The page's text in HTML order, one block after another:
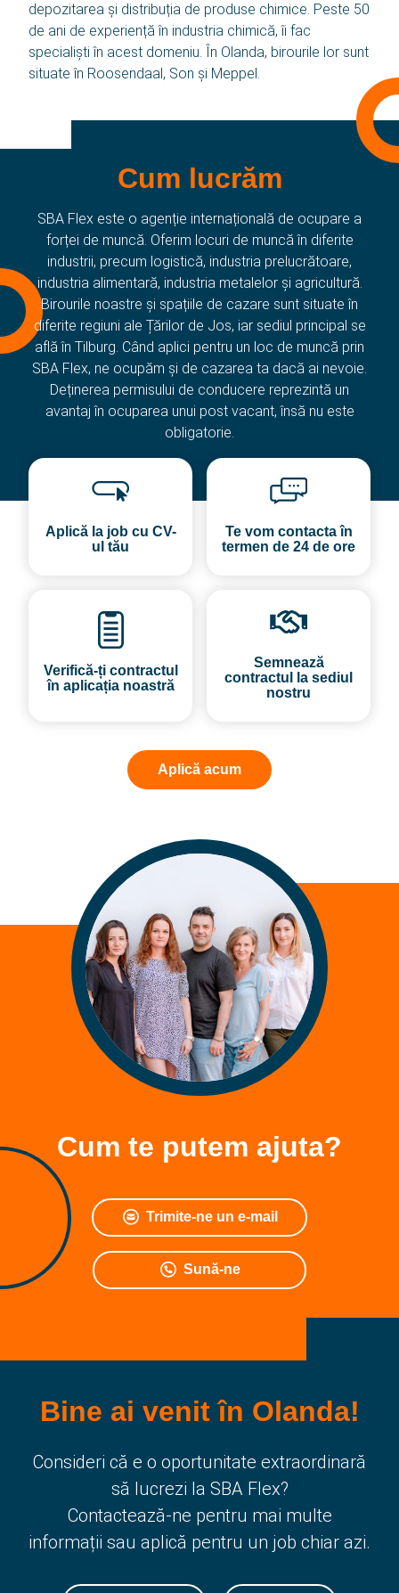
depozitarea și distribuția de produse chimice. Peste 50
de ani de experiență în industria chimică, îi fac
specialiști în acest domeniu. În Olanda, birourile lor sunt
situate în Roosendaal, Son și Meppel.
Cum lucrăm
SBA Flex este o agenție internațională de ocupare a
forței de muncă. Oferim locuri de muncă în diferite
industrii, precum logistică, industria prelucrătoare,
industria alimentară, industria metalelor și agricultură.
Birourile noastre și spațiile de cazare sunt situate în
diferite regiuni ale Țărilor de Jos, iar sediul principal se
află în Tilburg. Când aplici pentru un loc de muncă prin
SBA Flex, ne ocupăm și de cazarea ta dacă ai nevoie.
Deținerea permisului de conducere reprezintă un
avantaj în ocuparea unui post vacant, însă nu este
obligatorie.
Aplică la job cu CV-
ul tău
Te vom contacta în
termen de 24 de ore
Verifică-ți contractul
în aplicația noastră
Semnează
contractul la sediul
nostru
Aplică acum
Cum te putem ajuta?
Trimite-ne un e-mail
Sună-ne
Bine ai venit în Olanda!
Consideri că e o oportunitate extraordinară
să lucrezi la SBA Flex?
Contactează-ne pentru mai multe
informații sau aplică pentru un job chiar azi.